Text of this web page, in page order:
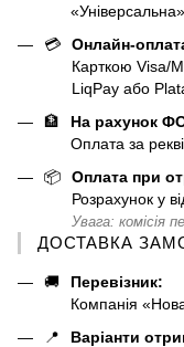
«Універсальна».
💳
Онлайн-
Карткою Visa/
LiqPay або
🏦
На рахунок
Оплата за
📦
Оплата при
Розрахунок у
Увага: комісія
ДОСТАВКА
🚚
Перевізник:
Компанія
📍
Варіанти